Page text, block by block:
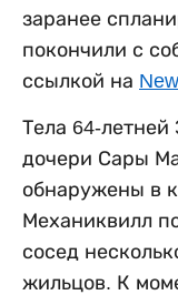
заранее
покончили с
ссылкой на
Тела 64-
дочери Сары
обнаружены в
Механиквилл
сосед
жильцов. К